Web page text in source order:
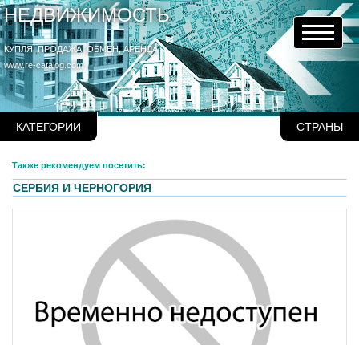
НЕДВИЖИМОСТЬ
КУПЛЯ, ПРОДАЖА, ОБМЕН, АРЕНДА
www.re-catalog.com
КАТЕГОРИИ СТРАНЫ
Также рекомендуем посетить:
СЕРБИЯ И ЧЕРНОГОРИЯ